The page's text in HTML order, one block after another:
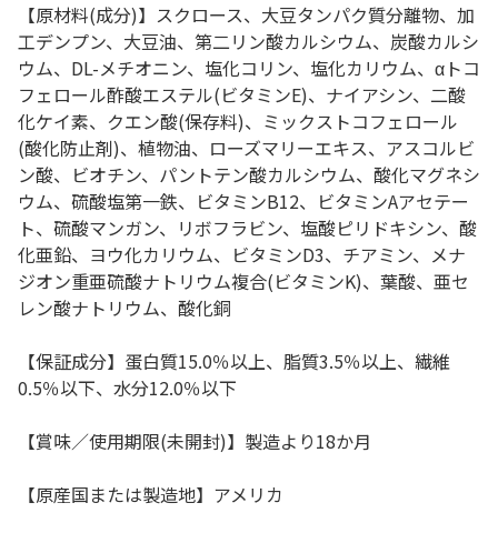
【原材料(成分)】スクロース、大豆タンパク質分離物、加
工デンプン、大豆油、第二リン酸カルシウム、炭酸カルシ
ウム、DL-メチオニン、塩化コリン、塩化カリウム、αトコ
フェロール酢酸エステル(ビタミンE)、ナイアシン、二酸
化ケイ素、クエン酸(保存料)、ミックストコフェロール
(酸化防止剤)、植物油、ローズマリーエキス、アスコルビ
ン酸、ビオチン、パントテン酸カルシウム、酸化マグネシ
ウム、硫酸塩第一鉄、ビタミンB12、ビタミンAアセテー
ト、硫酸マンガン、リボフラビン、塩酸ピリドキシン、酸
化亜鉛、ヨウ化カリウム、ビタミンD3、チアミン、メナ
ジオン重亜硫酸ナトリウム複合(ビタミンK)、葉酸、亜セ
レン酸ナトリウム、酸化銅
【保証成分】蛋白質15.0％以上、脂質3.5％以上、繊維
0.5％以下、水分12.0％以下
【賞味／使用期限(未開封)】製造より18か月
【原産国または製造地】アメリカ